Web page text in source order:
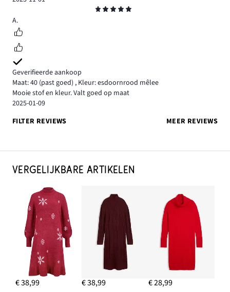
5
A.
Geverifieerde aankoop
Maat: 40 (past goed) , Kleur: esdoornrood mêlee
Mooie stof en kleur. Valt goed op maat
2025-01-09
FILTER REVIEWS
MEER REVIEWS
VERGELIJKBARE ARTIKELEN
€ 38,99 € 38,99 € 28,99